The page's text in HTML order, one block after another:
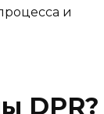
и
DPR?